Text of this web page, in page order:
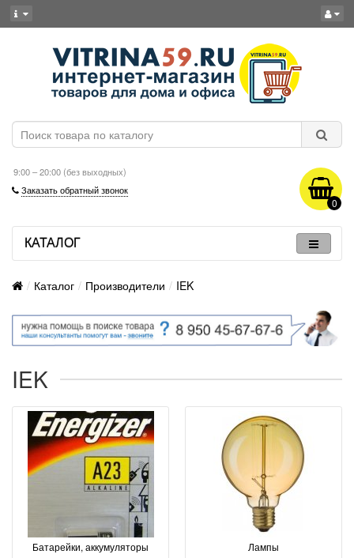
9:00 – 20:00 (без выходных)
Заказать обратный звонок
0
КАТАЛОГ
Каталог Производители IEK
IEK
Батарейки, аккумуляторы Лампы